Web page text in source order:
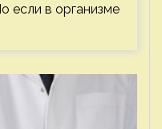
если в организме